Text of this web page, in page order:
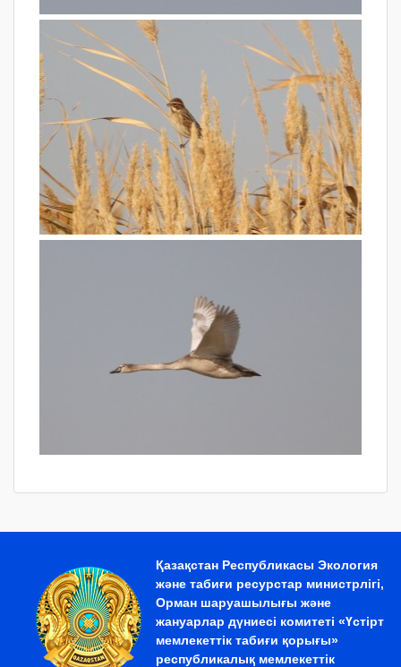
Қазақстан Республикасы Экология
және табиғи ресурстар министрлігі,
Орман шаруашылығы және
жануарлар дүниесі комитеті «Үстірт
мемлекеттік табиғи қорығы»
республикалық мемлекеттік